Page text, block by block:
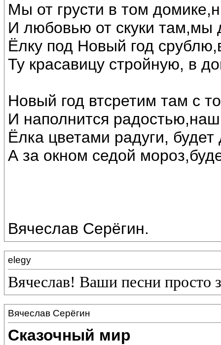
Мы от грусти в том
И любовью от скуки там,мы
Ёлку под Новый год
Ту красавицу стройную, в
Новый год втсретим там с
И наполнится
Ёлка цветами радуги,
А за окном седой
Вячеслав Серёгин.
elegy
Вячеслав! Ваши песни просто
Вячеслав Серёгин
Сказочный мир